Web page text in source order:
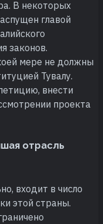
В некоторых
главой
законов.
мере не должны
Тувалу.
внести
проекта
отрасль
входит в число
этой страны.